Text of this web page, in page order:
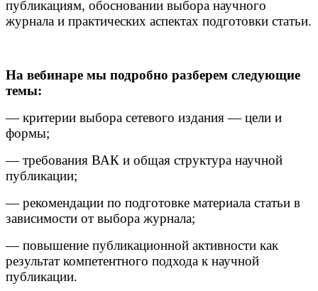
публикациям, обосновании выбора научного
журнала и практических аспектах подготовки статьи.
На вебинаре мы подробно разберем следующие
темы:
— критерии выбора сетевого издания — цели и
формы;
— требования ВАК и общая структура научной
публикации;
— рекомендации по подготовке материала статьи в
зависимости от выбора журнала;
— повышение публикационной активности как
результат компетентного подхода к научной
публикации.